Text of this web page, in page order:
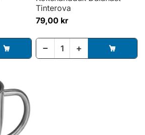
Tinterova
79,00 kr
− +